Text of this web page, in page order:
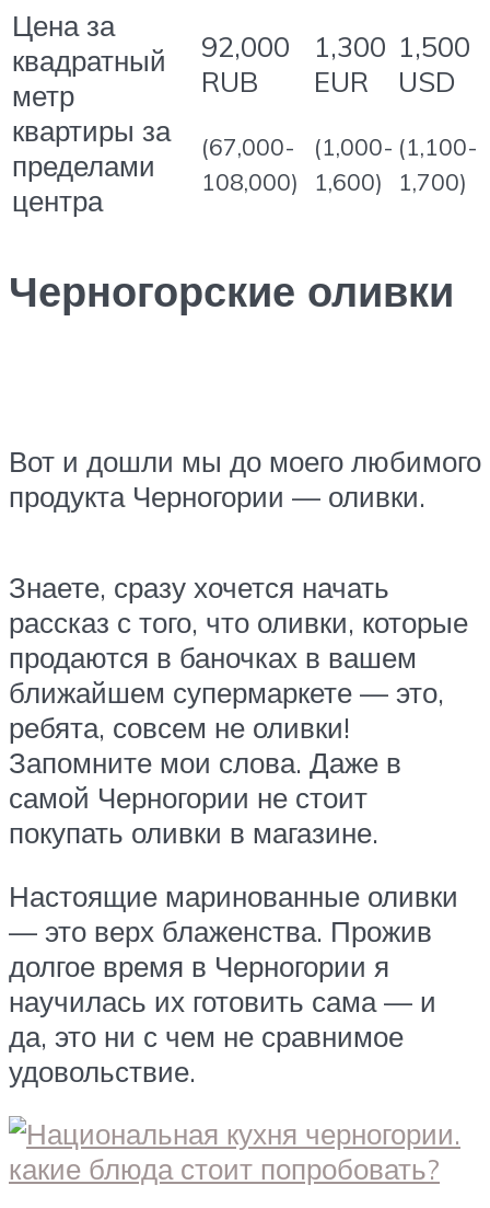
Цена за
квадратный
метр
квартиры за
пределами
центра
92,000
RUB
(67,000-
108,000)
1,300
EUR
(1,000-
1,600)
1,500
USD
(1,100-
1,700)
Черногорские оливки
Вот и дошли мы до моего любимого
продукта Черногории — оливки.
Знаете, сразу хочется начать
рассказ с того, что оливки, которые
продаются в баночках в вашем
ближайшем супермаркете — это,
ребята, совсем не оливки!
Запомните мои слова. Даже в
самой Черногории не стоит
покупать оливки в магазине.
Настоящие маринованные оливки
— это верх блаженства. Прожив
долгое время в Черногории я
научилась их готовить сама — и
да, это ни с чем не сравнимое
удовольствие.